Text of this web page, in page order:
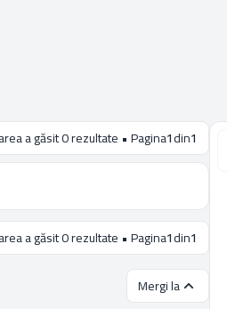
a găsit 0 rezultate • Pagina1din1
a găsit 0 rezultate • Pagina1din1
Mergi la